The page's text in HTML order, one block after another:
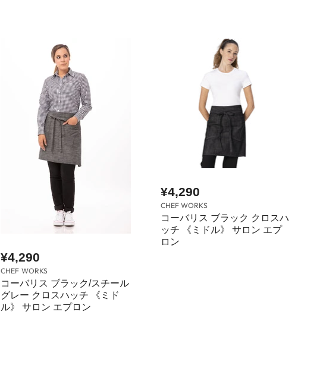
¥4,290
CHEF WORKS
コーバリス ブラック/スチール
グレー クロスハッチ 《ミド
ル》 サロン エプロン
¥4,290
CHEF WORKS
コーバリス ブラック クロスハ
ッチ 《ミドル》 サロン エプ
ロン